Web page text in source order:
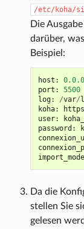
/etc/koha/
Die
darüber,
Beispiel:
host :
port :
5500
log: /var/
koha: https
user:
password :
import_mode
Da die
stellen Sie
gelesen